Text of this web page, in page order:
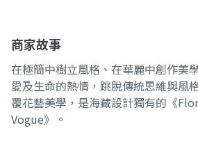
商家故事
在極簡中樹立風格、在華麗中創作美
愛及生命的熱情，跳脫傳統思維與風
覆花藝美學，是海藏設計獨有的《
Vogue》。